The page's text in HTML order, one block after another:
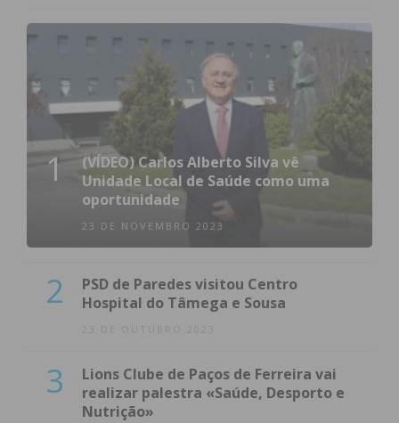
1
(VÍDEO) Carlos Alberto Silva vê
Unidade Local de Saúde como uma
oportunidade
23 DE NOVEMBRO 2023
2
PSD de Paredes visitou Centro
Hospital do Tâmega e Sousa
23 DE OUTUBRO 2023
3
Lions Clube de Paços de Ferreira vai
realizar palestra «Saúde, Desporto e
Nutrição»